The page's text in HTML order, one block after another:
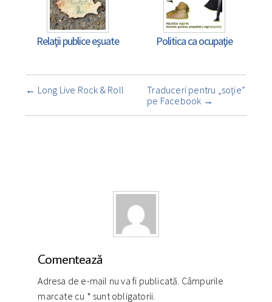
Relaţii publice eşuate Politica ca ocupaţie
Navigare
însemnare
← Long Live Rock & Roll
Traduceri pentru „soţie”
pe Facebook →
Comentează
Adresa de e-mail nu va fi publicată. Câmpurile
marcate cu * sunt obligatorii.